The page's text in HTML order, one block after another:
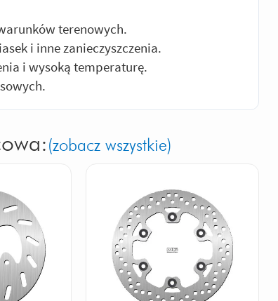
terenowych.
i inne zanieczyszczenia.
i wysoką temperaturę.
(zobacz wszystkie)